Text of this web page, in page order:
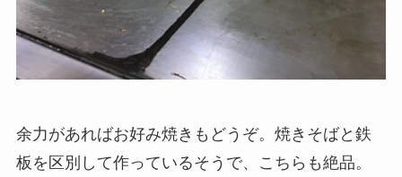
余力があればお好み焼きもどうぞ。焼きそばと鉄
板を区別して作っているそうで、こちらも絶品。